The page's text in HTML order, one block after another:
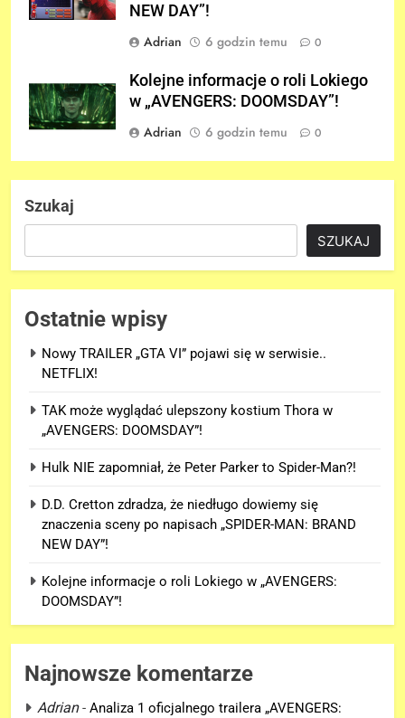
NEW DAY”!
Adrian
6 godzin temu 0
Kolejne informacje o roli Lokiego
w „AVENGERS: DOOMSDAY”!
Adrian
6 godzin temu 0
Szukaj
SZUKAJ
Ostatnie wpisy
Nowy TRAILER „GTA VI” pojawi się w serwisie..
NETFLIX!
TAK może wyglądać ulepszony kostium Thora w
„AVENGERS: DOOMSDAY”!
Hulk NIE zapomniał, że Peter Parker to Spider-Man?!
D.D. Cretton zdradza, że niedługo dowiemy się
znaczenia sceny po napisach „SPIDER-MAN: BRAND
NEW DAY”!
Kolejne informacje o roli Lokiego w „AVENGERS:
DOOMSDAY”!
Najnowsze komentarze
Adrian- Analiza 1 oficjalnego trailera „AVENGERS: